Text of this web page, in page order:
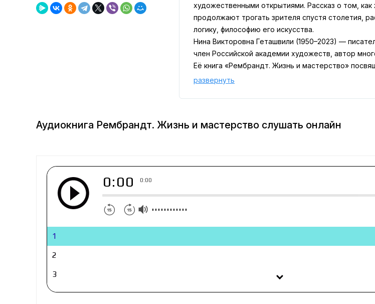
художественными открытиями. Рассказ о том,
продолжают трогать зрителя спустя столетия,
логику, философию его искусства.
Нина Викторовна Геташвили (1950–2023) —
член Российской академии художеств, автор
Её книга «Рембрандт. Жизнь и мастерство»
одного из крупнейших мастеров мировой
насыщенностью.
точность образов, смелое переосмысление
развернуть
Аудиокнига Рембрандт. Жизнь и мастерство слушать онлайн
0:00 0:00
1
2
3
4